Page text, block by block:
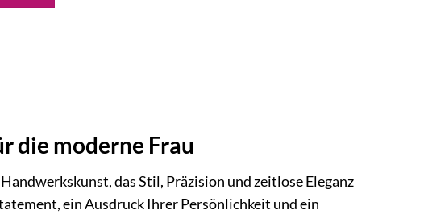
die moderne Frau
das Stil, Präzision und zeitlose Eleganz
ein Ausdruck Ihrer Persönlichkeit und ein